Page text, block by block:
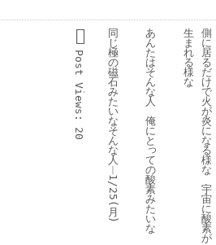
側
に
居
る
だ
け
で
火
が
炎
に
な
る
様
な
宇
宙
に
酸
素
が
生
ま
れ
る
様
な
あ
ん
た
は
そ
ん
な
人
俺
に
と
っ
て
の
酸
素
み
た
い
な
同
じ
極
の
磁
石
み
た
い
な
そ
ん
な
人
︱
1/25(
月
)
Post
Views:
20